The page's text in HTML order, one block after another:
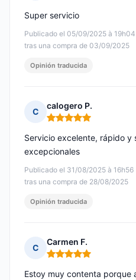
Publicado el 05/09/2025 à 19h04
tras una compra de 03/09/2025
Super servicio
Opinión traducida
C
calogero P.
Nota: 5 de 5
Publicado el 31/08/2025 à 16h56
tras una compra de 28/08/2025
Servicio excelente, rápido y
excepcionales
Opinión traducida
C
Carmen F.
Nota: 5 de 5
Estoy muy contenta porque